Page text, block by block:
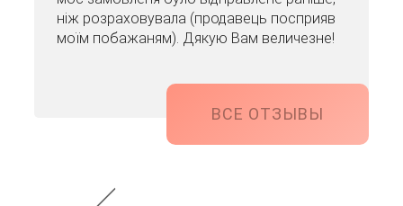
ніж розраховувала (продавець посприяв
моїм побажаням). Дякую Вам величезне!
ВСЕ ОТЗЫВЫ